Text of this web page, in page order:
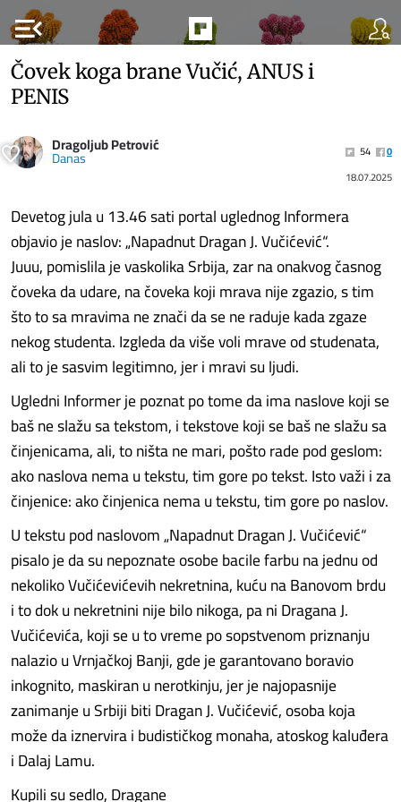
menu_open
Čovek koga brane Vučić, ANUS i
PENIS
Dragoljub Petrović
Danas 54
0
18.07.2025
Devetog jula u 13.46 sati portal uglednog Informera
objavio je naslov: „Napadnut Dragan J. Vučićević“.
Juuu, pomislila je vaskolika Srbija, zar na onakvog časnog
čoveka da udare, na čoveka koji mrava nije zgazio, s tim
što to sa mravima ne znači da se ne raduje kada zgaze
nekog studenta. Izgleda da više voli mrave od studenata,
ali to je sasvim legitimno, jer i mravi su ljudi.
Ugledni Informer je poznat po tome da ima naslove koji se
baš ne slažu sa tekstom, i tekstove koji se baš ne slažu sa
činjenicama, ali, to ništa ne mari, pošto rade pod geslom:
ako naslova nema u tekstu, tim gore po tekst. Isto važi i za
činjenice: ako činjenica nema u tekstu, tim gore po naslov.
U tekstu pod naslovom „Napadnut Dragan J. Vučićević“
pisalo je da su nepoznate osobe bacile farbu na jednu od
nekoliko Vučićevićevih nekretnina, kuću na Banovom brdu
i to dok u nekretnini nije bilo nikoga, pa ni Dragana J.
Vučićevića, koji se u to vreme po sopstvenom priznanju
nalazio u Vrnjačkoj Banji, gde je garantovano boravio
inkognito, maskiran u nerotkinju, jer je najopasnije
zanimanje u Srbiji biti Dragan J. Vučićević, osoba koja
može da iznervira i budističkog monaha, atoskog kaluđera
i Dalaj Lamu.
Kupili su sedlo, Dragane